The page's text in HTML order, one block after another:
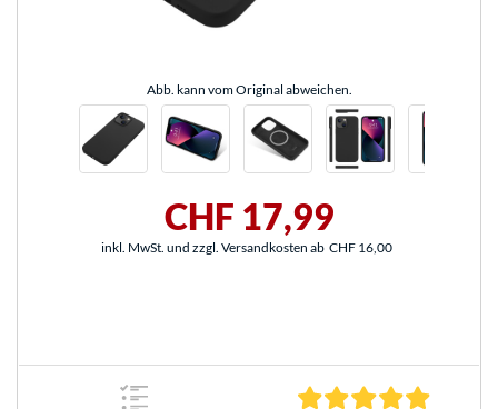
Abb. kann vom Original abweichen.
CHF 17,99
inkl. MwSt. und zzgl. Versandkosten ab CHF 16,00